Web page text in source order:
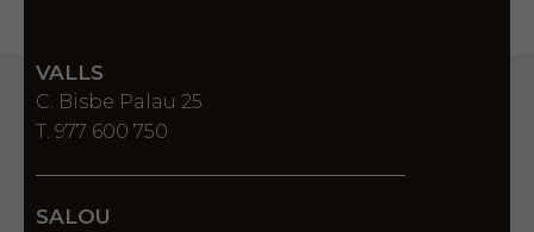
VALLS
C. Bisbe Palau 25
T. 977 600 750
SALOU